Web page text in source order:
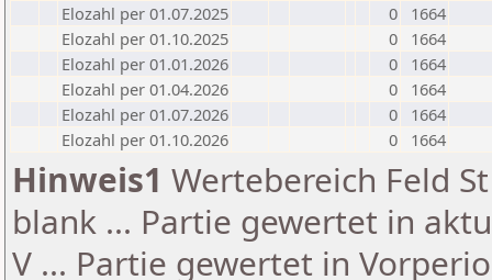
Elozahl per 01.07.2025
0
1664
Elozahl per 01.10.2025
0
1664
Elozahl per 01.01.2026
0
1664
Elozahl per 01.04.2026
0
1664
Elozahl per 01.07.2026
0
1664
Elozahl per 01.10.2026
0 1664
Hinweis1 Wertebereich Feld
blank ... Partie gewertet in
V ... Partie gewertet in